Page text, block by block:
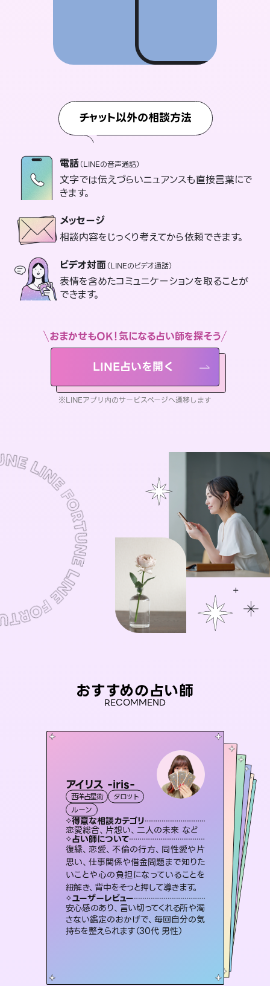
チャット以外の相談方法
電話（LINEの音声通話）
文字では伝えづらいニュアンスも直接言葉にで
きます。
メッセージ
相談内容をじっくり考えてから依頼できます。
ビデオ対面（LINEのビデオ通話）
表情を含めたコミュニケーションを取ることが
できます。
おまかせもOK！気になる占い師を探そう
LINE占いを開く
※LINEアプリ内のサービスページへ遷移します
おすすめの占い師
RECOMMEND
アイリス -iris-
西洋占星術
タロット
ルーン
得意な相談カテゴリ
恋愛総合、片想い、二人の未来 など
占い師について
復縁、恋愛、不倫の行方、同性愛や片
思い、仕事関係や借金問題まで知りた
いことや心の負担になっていることを
紐解き、背中をそっと押して導きます。
ユーザーレビュー
安心感のあり、言い切ってくれる所や濁
さない鑑定のおかげで、毎回自分の気
持ちを整えられます（30代 男性）
桃源珠羽（とうげんみう）
霊視・オーラ タロット
スピリチュアル・リーディング
得意な相談カテゴリ
片想い、あの人の気持ち、復縁 など
占い師について
恋愛のお悩みの中でも特に「曖昧な関
係」の相談を得意としており、友達以上
恋人未満なお相手との今後や本音を丁
寧に読み解き恋愛成就へと導きます。
ユーザーレビュー
鑑定していただいてアドバイス通りに行
動すると仲が復活してきました。ありが
とうございました（40代 女性）
セラピスト理恵
霊視・オーラ
スピリチュアル・リーディング
得意な相談カテゴリ
片想い、二人の未来、年の差 など
占い師について
連絡再開、復縁、成就などの報告実績
多数。セラピストとして2万超の施術経
験があるからこそできる鑑定で、より良
い未来をサポートします。
ユーザーレビュー
とても心温まる鑑定でした。しかもこち
らは何も言っていないのに視えていらっ
しゃるんだなと驚きです（30代女性）
未来視師＊花
霊視・オーラ
スピリチュアル・リーディング
得意な相談カテゴリ
出逢い、片想い、復縁 など
占い師について
未来には何パターンもの選択肢があります。不安で視えにくくなっているあなたの素敵な未来を見つけ、その未来を選択できるようアドバイスします。
ユーザーレビュー
職場の人の性質や人間関係、本心など
本当によく視えていてびっくり。対策が
打てて前向きになれます（40代）
おう 霊感オラクル
オラクルカード
得意な相談カテゴリ
恋愛総合、あの人の気持ち など
占い師について
霊視×オラクルカードを使って「今」と
「未来」そして「気になるあの人の気持
ち」まで丁寧に読み解き、恋や人生のヒ
ントを優しく引き出します。
ユーザーレビュー
不安な気持ちが嘘みたいに晴れまし
た…！よく視えていらっしゃるんだなと
感じました（40代 女性）
彗望
霊視・オーラ
スピリチュアル・リーディング
得意な相談カテゴリ
片想い、あの人の気持ち、復縁 など
占い師について
3,700年以上の歴史を持つ東洋最古の
占術「易占」で詳細まで占い、幸せへ向
かう道筋を示します。厳しい結果にも具
体的な対策をお伝えします。
ユーザーレビュー
複雑な背景もしっかり聞いて鑑定して
いただけました。気持ちが楽になりまし
た（50代 女性）